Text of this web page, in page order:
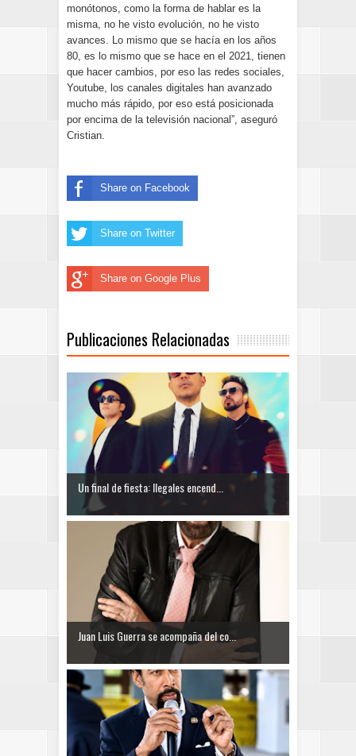
monótonos, como la forma de hablar es la
misma, no he visto evolución, no he visto
avances. Lo mismo que se hacía en los años
80, es lo mismo que se hace en el 2021, tienen
que hacer cambios, por eso las redes sociales,
Youtube, los canales digitales han avanzado
mucho más rápido, por eso está posicionada
por encima de la televisión nacional”, aseguró
Cristian.
Share on Facebook
Share on Twitter
Share on Google Plus
Publicaciones Relacionadas
Un final de fiesta: Ilegales encend...
Juan Luis Guerra se acompaña del co...